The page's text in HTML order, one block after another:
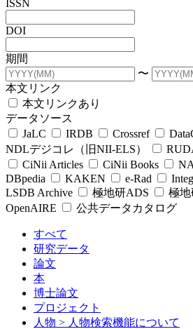
ISSN
DOI
期間
〜
本文リンク
本文リンクあり
データソース
JaLC
IRDB Crossref
NDLデジコレ（旧NII-ELS）
CiNii Articles
CiNii Books
DBpedia
KAKEN e-Rad
LSDB Archive
極地研ADS
極
OpenAIRE
公共データカタログ
すべて
研究データ
論文
本
博士論文
プロジェクト
人物 > 人物検索機能について